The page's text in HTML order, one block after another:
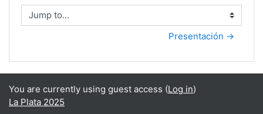
Jump to...
Presentación →
You are currently using guest access (Log in)
La Plata 2025